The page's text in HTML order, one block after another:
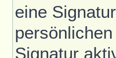
eine
Signatur